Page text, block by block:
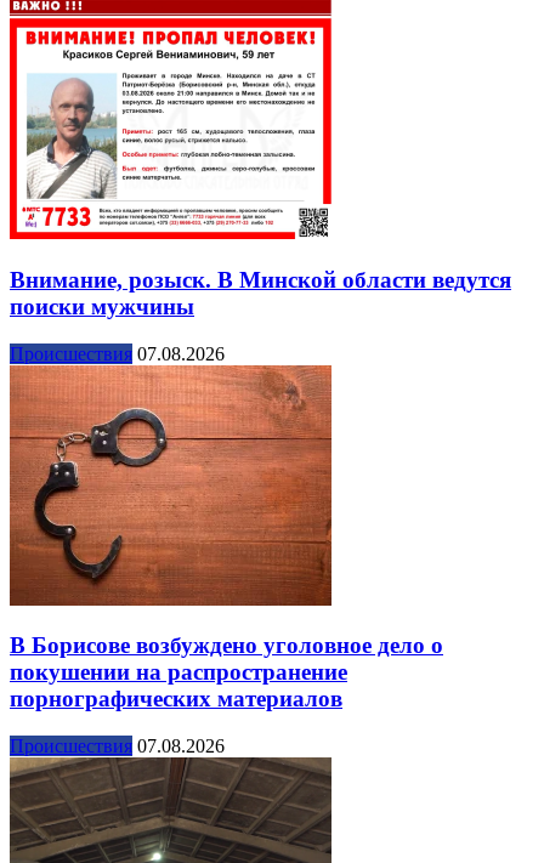
Внимание, розыск. В Минской области ведутся
поиски мужчины
Происшествия 07.08.2026
В Борисове возбуждено уголовное дело о
покушении на распространение
порнографических материалов
Происшествия 07.08.2026